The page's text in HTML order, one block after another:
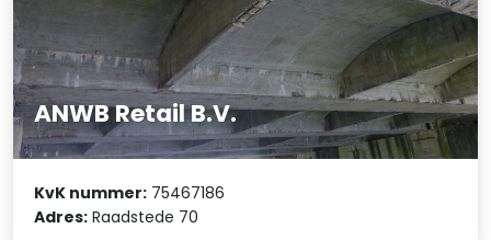
ANWB Retail B.V.
KvK nummer: 75467186
Adres: Raadstede 70